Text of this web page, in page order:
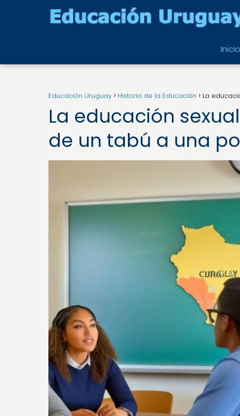
Inicio
Educación Uruguay Historia de la Educación La
La educación
de un tabú a una